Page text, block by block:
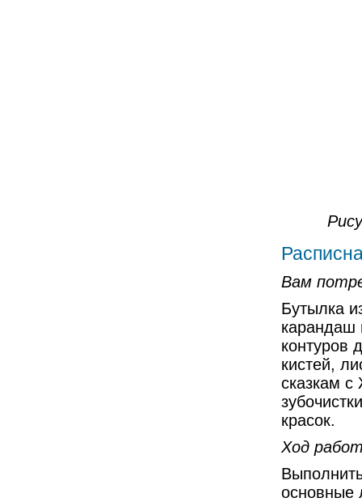
Вам
Бутылка
карандаш
контуров
кистей,
сказкам
красок.
Ход
основные